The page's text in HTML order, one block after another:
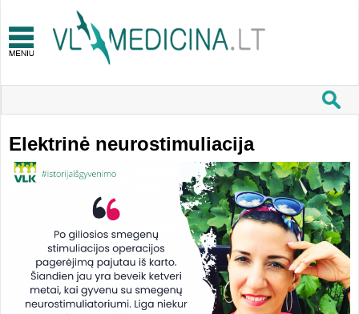
Elektrinė neurostimuliacija